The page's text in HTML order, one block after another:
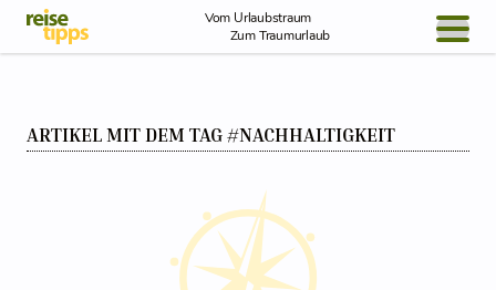
Skip to Content
Vom Urlaubstraum
Zum Traumurlaub
NEWS
ARTIKEL MIT DEM TAG #NACHHALTIGKEIT